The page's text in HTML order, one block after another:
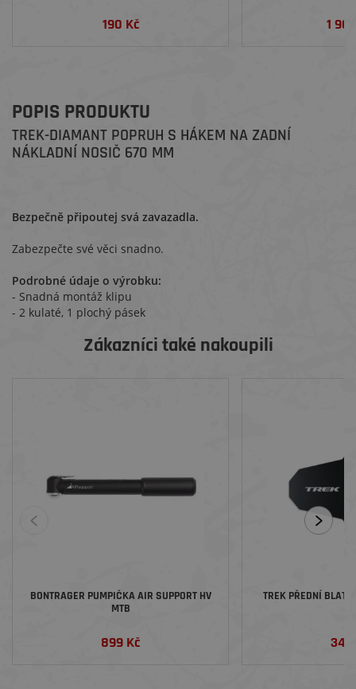
190 Kč 1
POPIS PRODUKTU
TREK-DIAMANT POPRUH S HÁKEM NA ZADNÍ
NÁKLADNÍ NOSIČ 670 MM
Bezpečně připoutej svá zavazadla.
Zabezpečte své věci snadno.
Podrobné údaje o výrobku:
- Snadná montáž klipu
- 2 kulaté, 1 plochý pásek
Zákazníci také nakoupili
BONTRAGER PUMPIČKA AIR SUPPORT HV
MTB
899 Kč
TREK PŘEDNÍ
349